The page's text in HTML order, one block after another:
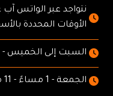
نتواجد عبر الواتس آب
الأوقات المحددة
السبت إلى الخميس - 7 صباحًا - 11 مساءً
الجمعة - 1 مساءً - 11 مساءً